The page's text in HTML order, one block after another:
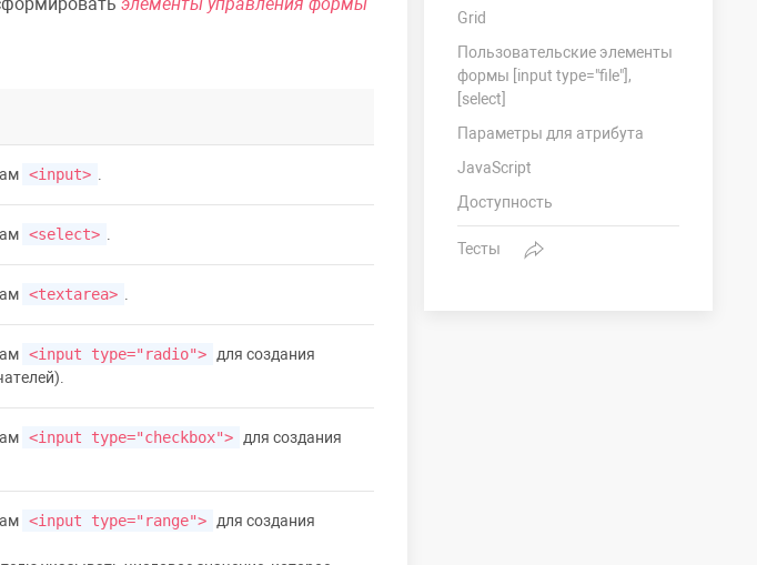
Grid
Пользовательские элементы
формы [input type="file"],
[select]
Параметры для атрибута
JavaScript
Доступность
Тесты
<input> .
<select> .
<textarea> .
<input type="radio"> для создания
<input type="checkbox"> для создания
<input type="range"> для создания